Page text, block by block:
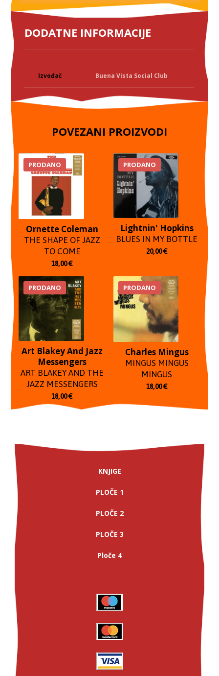
DODATNE INFORMACIJE
Izvođač Buena Vista Social Club
POVEZANI PROIZVODI
PRODANO
Ornette Coleman
THE SHAPE OF JAZZ
TO COME
18,00€
PRODANO
Lightnin' Hopkins
BLUES IN MY BOTTLE
20,00€
PRODANO
Art Blakey And Jazz
Messengers
ART BLAKEY AND THE
JAZZ MESSENGERS
18,00€
PRODANO
Charles Mingus
MINGUS MINGUS
MINGUS
18,00€
KNJIGE
PLOČE 1
PLOČE 2
PLOČE 3
Ploče 4